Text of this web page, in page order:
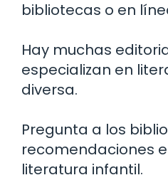
bibliotecas o en
Hay muchas
especializan en
diversa.
Pregunta a los
recomendaciones
literatura infantil.